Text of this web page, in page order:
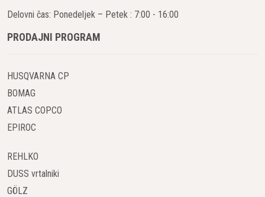
grobo pripravo podlage pred polaganjem novih talnih
sistemov
Gre za robusten stroj, ki omogoča hitro obdelavo večjih
Zakaj izbrati najem freze za beton?
Nakup profesionalne freze za beton je lahko velik strošek,
večino projektov.
Delovni čas: Ponedeljek – Petek : 7:00 - 16:00
PRODAJNI PROGRAM
HUSQVARNA CP
BOMAG
ATLAS COPCO
EPIROC
REHLKO
DUSS vrtalniki
GÖLZ